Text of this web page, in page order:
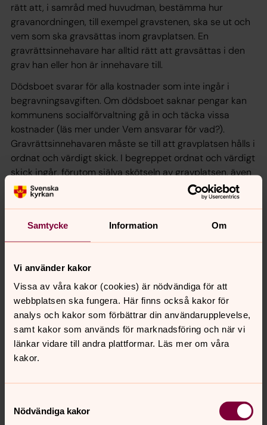
Samtycke Information Om
Vi använder kakor
Vissa av våra kakor (cookies) är nödvändiga för att
webbplatsen ska fungera. Här finns också kakor för
analys och kakor som förbättrar din användarupplevelse,
samt kakor som används för marknadsföring och när vi
länkar vidare till andra plattformar. Läs mer om våra
kakor.
Nödvändiga kakor
rätt att, i samråd med huvudman, bestämma hur
gravanordningen, till exempel gravstenen, ska se ut och
vem som ska gravsättas inom gravplatsen. En
gravrättsinnehavare har alltid rätt att gravsättas i den
grav han eller hon är innehavare till.
Dödsboet svarar för alla kostnader som inte ingår i
begravningsavgiften. Om dödsboet saknar pengar kan
kommunens socialförvaltning gå in och täcka vissa
kostnader (läs mer under Vem ansvarar för vad?).
Gravrättsinnehavaren måste se till att gravplatsen hålls i
ordnat och värdigt skick. I begreppet ordnat och värdigt
skick ingår, förutom själva skötseln av gravplatsen, även
att se till att gravanordningen inte utgör ett hot mot
arbetsmiljön och säkerheten på gravplatsen. Om
arbetstagarskydd får begravningshuvudmannen
åtgärda felet omedelbart. Gravrättsinnehavaren ska
gravvårdar bekostas i de flesta fall av
gravrättsinnehavaren.
Vård av gravplats
Ytterst ansvarar gravrättsinnehavaren för att
gravplatsen hålls i ordnat och värdigt skick. Är
begravningshuvudmannen besluta att gravrätten är
huvudmannen. Kan eller vill gravrättsinnehavaren inte